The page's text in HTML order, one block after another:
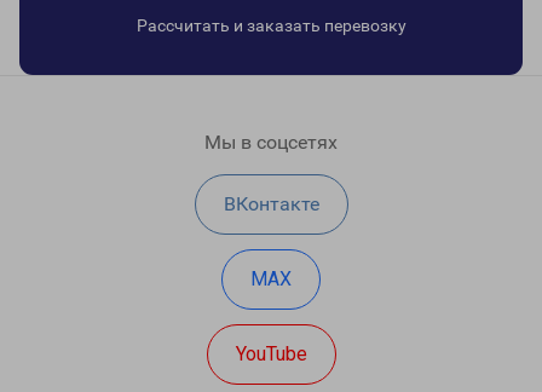
Рассчитать и заказать перевозку
Мы в соцсетях
ВКонтакте
MAX
YouTube